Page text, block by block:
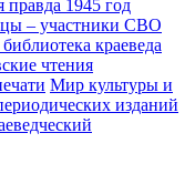
правда 1945 год
– участники СВО
краеведа
чтения
Мир культуры и
изданий